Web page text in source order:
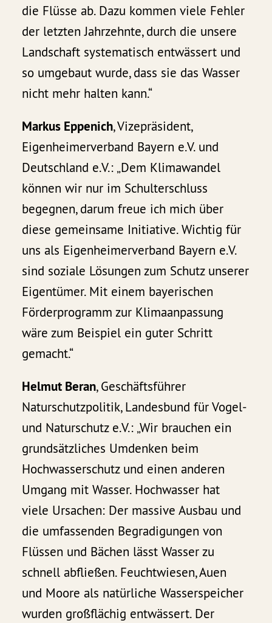
die Flüsse ab. Dazu kommen viele Fehler
der letzten Jahrzehnte, durch die unsere
Landschaft systematisch entwässert und
so umgebaut wurde, dass sie das Wasser
nicht mehr halten kann.“
Markus Eppenich, Vizepräsident,
Eigenheimerverband Bayern e.V. und
Deutschland e.V.: „Dem Klimawandel
können wir nur im Schulterschluss
begegnen, darum freue ich mich über
diese gemeinsame Initiative. Wichtig für
uns als Eigenheimerverband Bayern e.V.
sind soziale Lösungen zum Schutz unserer
Eigentümer. Mit einem bayerischen
Förderprogramm zur Klimaanpassung
wäre zum Beispiel ein guter Schritt
gemacht.“
Helmut Beran, Geschäftsführer
Naturschutzpolitik, Landesbund für Vogel-
und Naturschutz e.V.: „Wir brauchen ein
grundsätzliches Umdenken beim
Hochwasserschutz und einen anderen
Umgang mit Wasser. Hochwasser hat
viele Ursachen: Der massive Ausbau und
die umfassenden Begradigungen von
Flüssen und Bächen lässt Wasser zu
schnell abfließen. Feuchtwiesen, Auen
und Moore als natürliche Wasserspeicher
wurden großflächig entwässert. Der